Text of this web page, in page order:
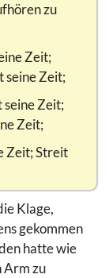
zu
Zeit;
seine Zeit;
seine Zeit;
Zeit;
Zeit; Streit
Klage,
gekommen
hatte wie
Arm zu